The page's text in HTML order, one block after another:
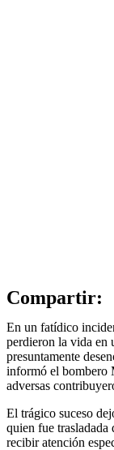
Compartir:
En un fatídico
perdieron la vida en
presuntamente
informó el bombero
adversas
El trágico suceso
quien fue trasladada
recibir atención